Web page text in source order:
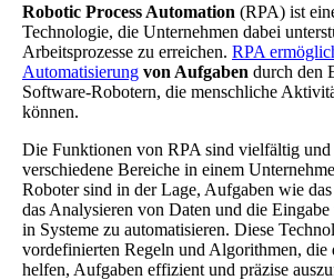
Robotic Process Automation (RPA) ist
Technologie, die Unternehmen dabei
Arbeitsprozesse zu erreichen. RPA
Automatisierung von Aufgaben durch den
Software-Robotern, die menschliche
können.
Die Funktionen von RPA sind vielfältig und
verschiedene Bereiche in einem
Roboter sind in der Lage, Aufgaben wie
das Analysieren von Daten und die
in Systeme zu automatisieren. Diese
vordefinierten Regeln und Algorithmen, die
helfen, Aufgaben effizient und präzise